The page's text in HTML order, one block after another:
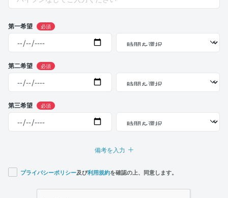
第一希望 必須
第二希望 必須
第三希望 必須
備考を入力
プライバシーポリシー及び利用規約を確認の上、同意します。